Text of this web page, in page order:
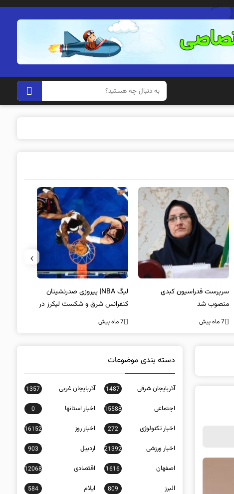
سرپرست فدراسیون کبدی
منصوب شد
7 ماه پیش
لیگ NBA| پیروزی صدرنشینان
کنفرانس شرق و شکست لیکرز در
غیاب جیمز
7 ماه پیش
›
دسته بندی موضوعات
آذربایجان شرقی 1487 آذربایجان غربی 1357
اجتماعی 15588 اخبار استانها 0
اخبار تکنولوژی 272 اخبار روز 16152
اخبار ورزشی 21392 اردبیل 903
اصفهان 1616 اقتصادی 12068
البرز 809 ایلام 584